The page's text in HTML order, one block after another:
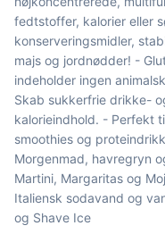
fedtstoffer, kalorier eller
konserveringsmidler,
majs og jordnødder! -
indeholder ingen
Skab sukkerfrie drikke-
kalorieindhold. - Perfekt
smoothies og
Morgenmad, havregryn
Martini, Margaritas og
Italiensk sodavand og
og Shave Ice